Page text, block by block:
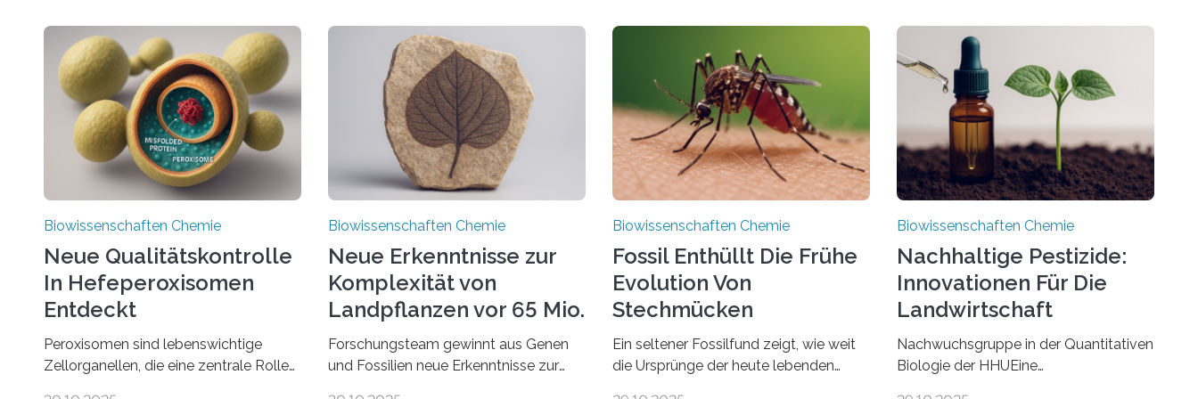
Biowissenschaften Chemie
Neue Qualitätskontrolle
In Hefeperoxisomen
Entdeckt
Peroxisomen sind lebenswichtige
Zellorganellen, die eine zentrale Rolle
Biowissenschaften Chemie
Neue Erkenntnisse zur
Komplexität von
Landpflanzen vor 65 Mio.
Jahren
Forschungsteam gewinnt aus Genen
und Fossilien neue Erkenntnisse zur
Biowissenschaften Chemie
Fossil Enthüllt Die Frühe
Evolution Von
Stechmücken
Ein seltener Fossilfund zeigt, wie weit
die Ursprünge der heute lebenden
Biowissenschaften Chemie
Nachhaltige Pestizide:
Innovationen Für Die
Landwirtschaft
Nachwuchsgruppe in der Quantitativen
Biologie der HHUEine